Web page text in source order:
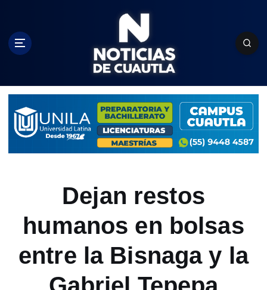
c
Dejan restos
humanos en bolsas
entre la Bisnaga y la